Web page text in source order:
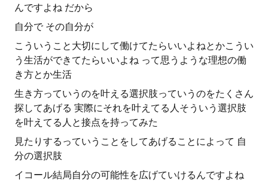
んですよね だから
自分で その自分が
こういうこと大切にして働けてたらいいよねとかこうい
う生活ができてたらいいよね って思うような理想の働
き方とか生活
生き方っていうのを叶える選択肢っていうのをたくさん
探してあげる 実際にそれを叶えてる人そういう選択肢
を叶えてる人と接点を持ってみた
見たりするっていうことをしてあげることによって 自
分の選択肢
イコール結局自分の可能性を広げていけるんですよね